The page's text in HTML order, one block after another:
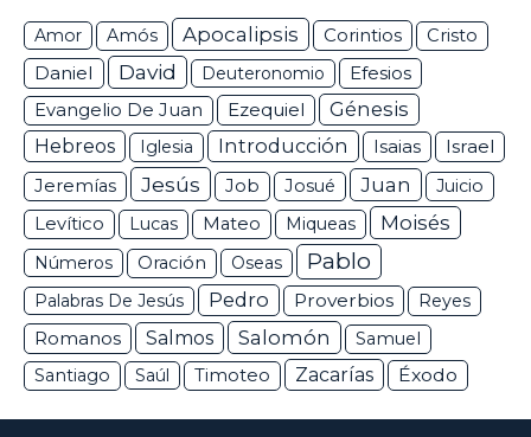
Amor Amós Apocalipsis Corintios Cristo
Daniel David Deuteronomio Efesios
Evangelio De Juan Ezequiel
Génesis
Hebreos
Iglesia Introducción Isaias Israel
Jeremías Jesús Job Josué Juan
Juicio
Levítico
Lucas Mateo Miqueas Moisés
Números Oración Oseas Pablo
Palabras De Jesús Pedro Proverbios Reyes
Romanos Salmos Salomón
Samuel
Santiago
Saúl Timoteo Zacarías Éxodo